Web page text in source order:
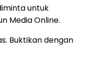
untuk
Media Online.
Buktikan dengan